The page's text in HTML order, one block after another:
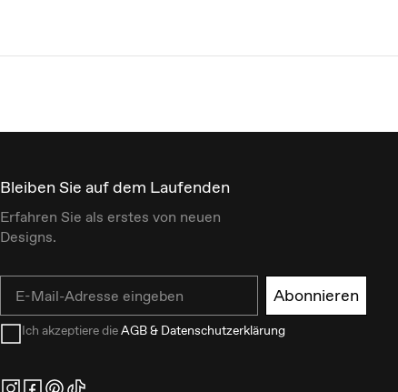
Bleiben Sie auf dem Laufenden
Erfahren Sie als erstes von neuen
Designs.
Abonnieren
Ich akzeptiere dieAGB & Datenschutzerklärung